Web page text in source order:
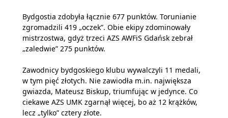
Bydgostia zdobyła łącznie 677 punktów. Torunianie
zgromadzili 419 „oczek”. Obie ekipy zdominowały
mistrzostwa, gdyż trzeci AZS AWFiS Gdańsk zebrał
„zaledwie” 275 punktów.
Zawodnicy bydgoskiego klubu wywalczyli 11 medali,
w tym pięć złotych. Nie zawiodła m.in. największa
gwiazda, Mateusz Biskup, triumfując w jedynce. Co
ciekawe AZS UMK zgarnął więcej, bo aż 12 krążków,
lecz „tylko” cztery złote.